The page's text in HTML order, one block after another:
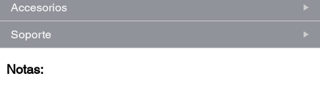
Accesorios
Soporte
Notas: